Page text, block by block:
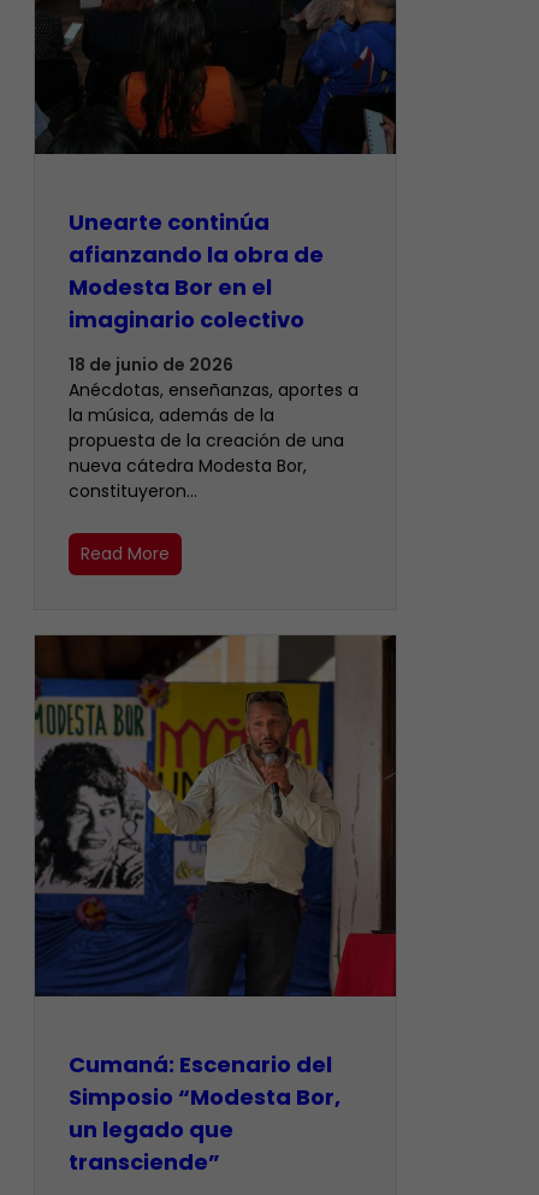
Unearte continúa
afianzando la obra de
Modesta Bor en el
imaginario colectivo
18 de junio de 2026
Anécdotas, enseñanzas, aportes a
la música, además de la
propuesta de la creación de una
nueva cátedra Modesta Bor,
constituyeron…
Read More
Cumaná: Escenario del
Simposio “Modesta Bor,
un legado que
transciende”